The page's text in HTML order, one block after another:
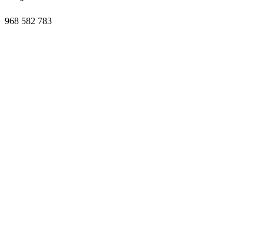
968 582 783